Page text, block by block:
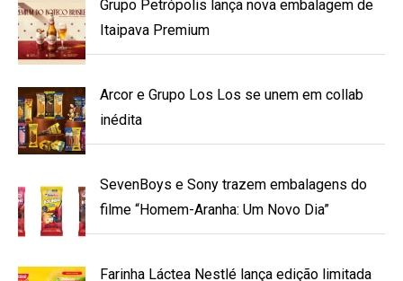
Grupo Petrópolis lança nova embalagem de
Itaipava Premium
Arcor e Grupo Los Los se unem em collab
inédita
SevenBoys e Sony trazem embalagens do
filme “Homem-Aranha: Um Novo Dia”
Farinha Láctea Nestlé lança edição limitada